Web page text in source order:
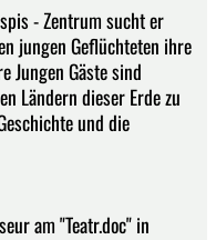
- Zentrum sucht er
jungen Geflüchteten ihre
Jungen Gäste sind
Ländern dieser Erde zu
und die
am "Teatr.doc" in